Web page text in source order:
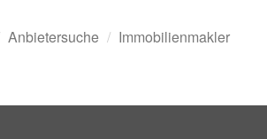
Anbietersuche
Immobilienmakler